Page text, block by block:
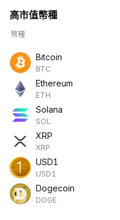
高市值幣種
幣種
Bitcoin
BTC
Ethereum
ETH
Solana
SOL
XRP
XRP
USD1
USD1
Dogecoin
DOGE